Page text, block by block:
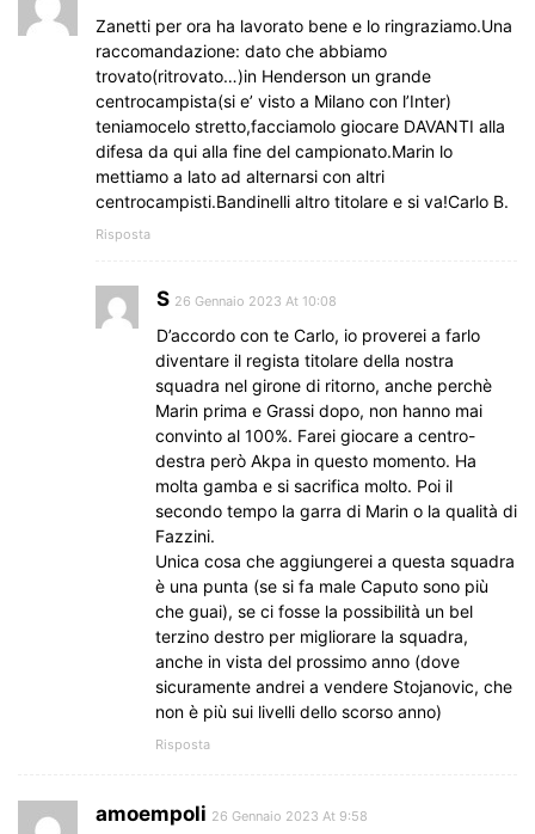
Zanetti per ora ha lavorato bene e lo ringraziamo.Una
raccomandazione: dato che abbiamo
trovato(ritrovato…)in Henderson un grande
centrocampista(si e’ visto a Milano con l’Inter)
teniamocelo stretto,facciamolo giocare DAVANTI alla
difesa da qui alla fine del campionato.Marin lo
mettiamo a lato ad alternarsi con altri
centrocampisti.Bandinelli altro titolare e si va!Carlo B.
Risposta
S 26 Gennaio 2023 At 10:08
D’accordo con te Carlo, io proverei a farlo
diventare il regista titolare della nostra
squadra nel girone di ritorno, anche perchè
Marin prima e Grassi dopo, non hanno mai
convinto al 100%. Farei giocare a centro-
destra però Akpa in questo momento. Ha
molta gamba e si sacrifica molto. Poi il
secondo tempo la garra di Marin o la qualità di
Fazzini.
Unica cosa che aggiungerei a questa squadra
è una punta (se si fa male Caputo sono più
che guai), se ci fosse la possibilità un bel
terzino destro per migliorare la squadra,
anche in vista del prossimo anno (dove
sicuramente andrei a vendere Stojanovic, che
non è più sui livelli dello scorso anno)
Risposta
amoempoli 26 Gennaio 2023 At 9:58